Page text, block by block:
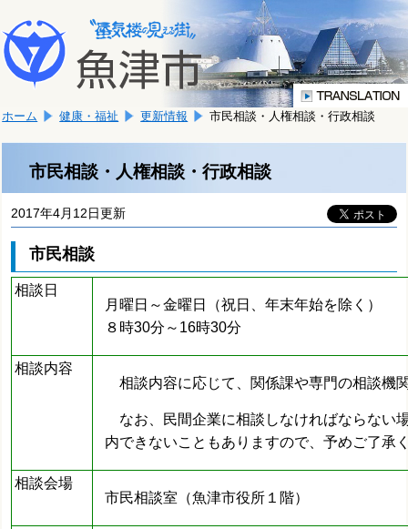
文
へ
移
ま
す。
こ
か
文
ホーム 健康・福祉 更新情報 市民相談・人権相談・行政相談
市民相談・人権相談・行政相談
2017年4月12日更新
市民相談
相談日
月曜日～金曜日（祝日、年末年始を除く）
８時30分～16時30分
相談内容
相談内容に応じて、関係課や専門の相談機
なお、民間企業に相談しなければならない
内できないこともありますので、予めご了承
相談会場
市民相談室（魚津市役所１階）